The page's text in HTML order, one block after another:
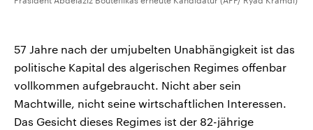
57 Jahre nach der umjubelten Unabhängigkeit ist das
politische Kapital des algerischen Regimes offenbar
vollkommen aufgebraucht. Nicht aber sein
Machtwille, nicht seine wirtschaftlichen Interessen.
Das Gesicht dieses Regimes ist der 82-jährige